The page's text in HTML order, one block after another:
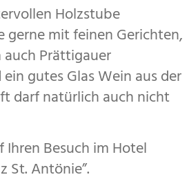
Holzstube
mit feinen Gerichten,
Prättigauer
gutes Glas Wein aus der
darf natürlich auch nicht
Besuch im Hotel
St. Antönie”.